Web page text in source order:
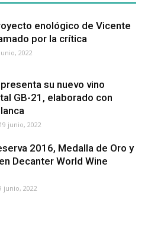
enológico de Vicente
por la crítica
2022
su nuevo vino
GB-21, elaborado con
19 junio, 2022
2016, Medalla de Oro y
Decanter World Wine
junio, 2022